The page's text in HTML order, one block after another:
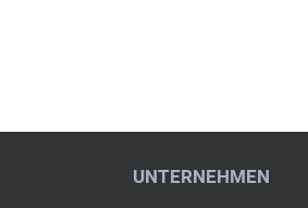
UNTERNEHMEN